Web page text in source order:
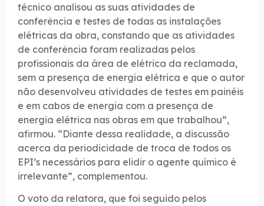
técnico analisou as suas atividades de
conferência e testes de todas as instalações
elétricas da obra, constando que as atividades
de conferência foram realizadas pelos
profissionais da área de elétrica da reclamada,
sem a presença de energia elétrica e que o autor
não desenvolveu atividades de testes em painéis
e em cabos de energia com a presença de
energia elétrica nas obras em que trabalhou”,
afirmou. “Diante dessa realidade, a discussão
acerca da periodicidade de troca de todos os
EPI’s necessários para elidir o agente químico é
irrelevante”, complementou.
O voto da relatora, que foi seguido pelos